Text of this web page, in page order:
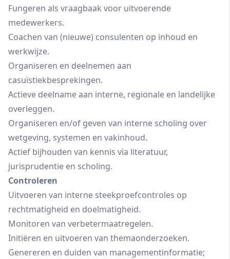
Fungeren als vraagbaak voor uitvoerende
medewerkers.
Coachen van (nieuwe) consulenten op inhoud en
werkwijze.
Organiseren en deelnemen aan
casuïstiekbesprekingen.
Actieve deelname aan interne, regionale en landelijke
overleggen.
Organiseren en/of geven van interne scholing over
wetgeving, systemen en vakinhoud.
Actief bijhouden van kennis via literatuur,
jurisprudentie en scholing.
Controleren
Uitvoeren van interne steekproefcontroles op
rechtmatigheid en doelmatigheid.
Monitoren van verbetermaatregelen.
Initiëren en uitvoeren van themaonderzoeken.
Genereren en duiden van managementinformatie;